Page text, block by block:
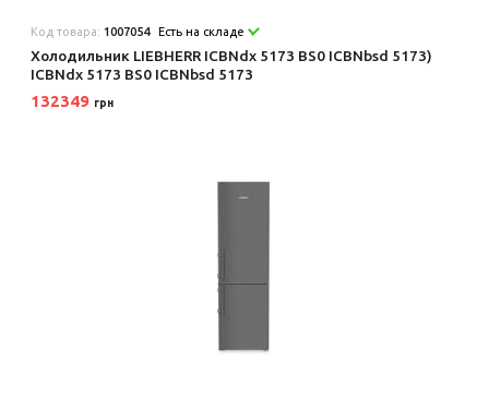
Код товара: 1007054 Есть на складе
Холодильник LIEBHERR ICBNdx 5173 BS0 ICBNbsd 5173)
ICBNdx 5173 BS0 ICBNbsd 5173
132349 грн